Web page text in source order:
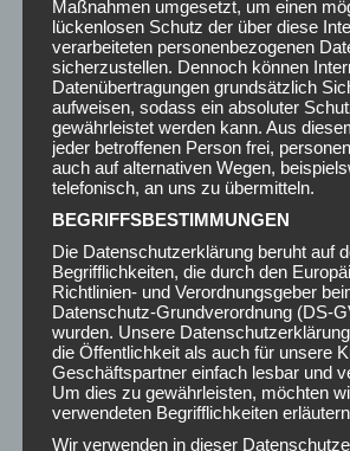
Facebook
X
AKTUELLE ARTIKEL
Lasten Taxi Wien
22. Juli 2026
Werkstatt Umzug
16. April 2026
Umzugsunternehmen Wien
9. April 2026
Maßnahmen umgesetzt, um einen
lückenlosen Schutz der über diese
verarbeiteten personenbezogenen
sicherzustellen. Dennoch können
Datenübertragungen grundsätzlich
aufweisen, sodass ein absoluter
gewährleistet werden kann. Aus
jeder betroffenen Person frei,
auch auf alternativen Wegen,
telefonisch, an uns zu übermitteln.
BEGRIFFSBESTIMMUNGEN
Die Datenschutzerklärung beruht auf
Begrifflichkeiten, die durch den
Richtlinien- und Verordnungsgeber
Datenschutz-Grundverordnung (DS-
wurden. Unsere
die Öffentlichkeit als auch für unsere
Geschäftspartner einfach lesbar und
Um dies zu gewährleisten, möchten
verwendeten Begrifflichkeiten
Wir verwenden in dieser